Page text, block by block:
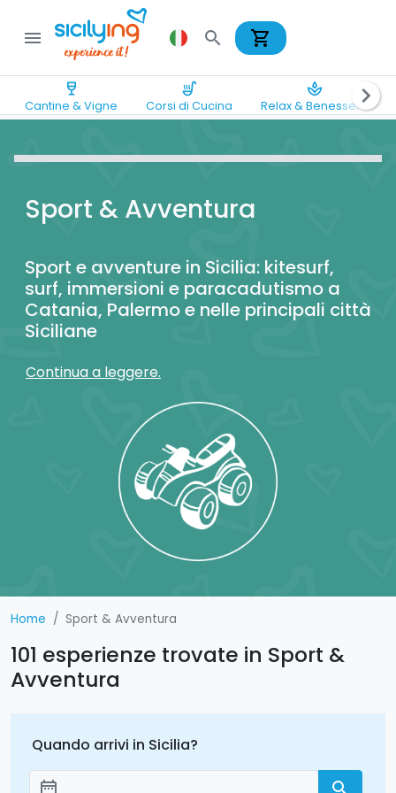
menu search shopping_cart
wine_bar
Cantine & Vigne
soup_kitchen
Corsi di Cucina
spa
Relax & Benesserechevron_right
Sport & Avventura
Sport e avventure in Sicilia: kitesurf,
surf, immersioni e paracadutismo a
Catania, Palermo e nelle principali città
Siciliane
Continua a leggere.
Home Sport & Avventura
101 esperienze trovate in Sport &
Avventura
Quando arrivi in Sicilia?